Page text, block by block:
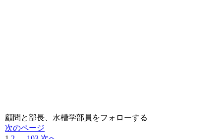
顧問と部長、水槽学部員をフォローする
次のページ